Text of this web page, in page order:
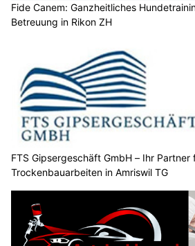
Fide Canem: Ganzheitliches
Betreuung in Rikon ZH
FTS Gipsergeschäft GmbH – Ihr Partner
Trockenbauarbeiten in Amriswil TG